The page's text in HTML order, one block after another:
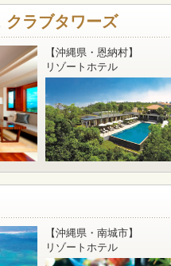
クラブタワーズ
【沖縄県・恩納村】
リゾートホテル
【沖縄県・南城市】
リゾートホテル